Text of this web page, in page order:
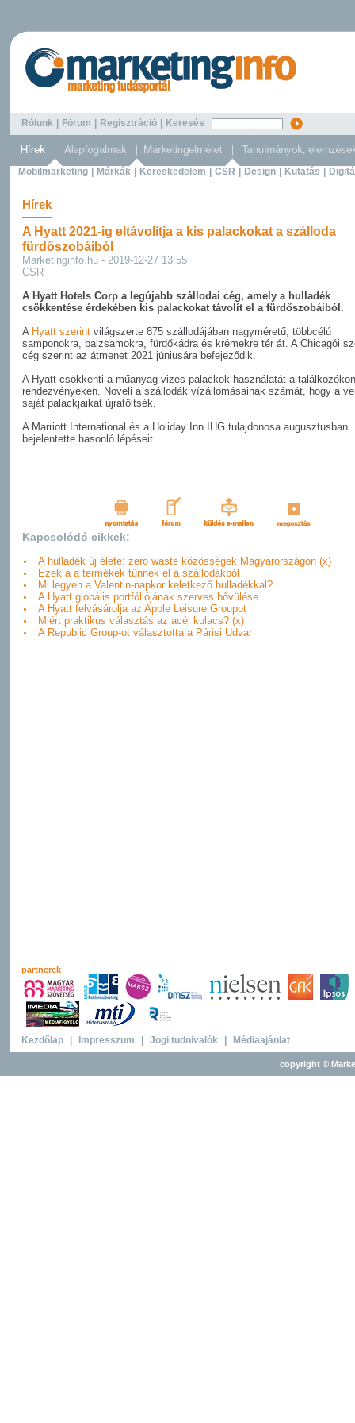
Rólunk Fórum Regisztráció Keresés
Mobilmarketing Márkák Kereskedelem CSR Design Kutatás
Hírek
A Hyatt 2021-ig eltávolítja a kis palackokat a szálloda
fürdőszobáiból
Marketinginfo.hu - 2019-12-27 13:55
CSR
A Hyatt Hotels Corp a legújabb szállodai cég, amely a hulladék
csökkentése érdekében kis palackokat távolít el a fürdőszobáiból.
A Hyatt szerint világszerte 875 szállodájában nagyméretű, többcélú
samponokra, balzsamokra, fürdőkádra és krémekre tér át. A Chicagói
cég szerint az átmenet 2021 júniusára befejeződik.
A Hyatt csökkenti a műanyag vizes palackok használatát a
rendezvényeken. Növeli a szállodák vízállomásainak számát, hogy a
saját palackjaikat újratöltsék.
A Marriott International és a Holiday Inn IHG tulajdonosa augusztusban
bejelentette hasonló lépéseit.
Kapcsolódó cikkek:
A hulladék új élete: zero waste közösségek Magyarországon (x)
Ezek a a termékek tűnnek el a szállodákból
Mi legyen a Valentin-napkor keletkező hulladékkal?
A Hyatt globális portfóliójának szerves bővülése
A Hyatt felvásárolja az Apple Leisure Groupot
Miért praktikus választás az acél kulacs? (x)
A Republic Group-ot választotta a Párisi Udvar
partnerek
Kezdőlap Impresszum Jogi tudnivalók Médiaajánlat
copyright ©